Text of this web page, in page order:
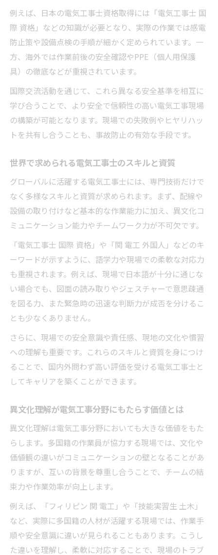
例えば、日本の電気工事士資格取得には「電気工事士 国
際 資格」などの知識が必要となり、実際の作業では感電
防止策や設備点検の手順が細かく定められています。一
方、海外では作業前後の安全確認やPPE（個人用保護
具）の徹底などが重視されています。
国際交流活動を通じて、これら異なる安全基準を相互に
学び合うことで、より安全で信頼性の高い電気工事現場
の構築が可能となります。現場での失敗例やヒヤリハッ
トを共有し合うことも、事故防止の有効な手段です。
世界で求められる電気工事士のスキルと資質
グローバルに活躍する電気工事士には、専門技術だけで
なく多様なスキルと資質が求められます。まず、配線や
設備の取り付けなど基本的な作業能力に加え、異文化コ
ミュニケーション能力やチームワーク力が不可欠です。
「電気工事士 国際 資格」や「関 電工 外国人」などのキ
ーワードが示すように、語学力や現場での柔軟な対応力
も重視されます。例えば、現場で日本語が十分に通じな
い場合でも、図面の読み取りやジェスチャーで意思疎通
を図る力、また緊急時の迅速な判断力が成否を分けるこ
とも少なくありません。
さらに、現場での安全意識や責任感、現地の文化や慣習
への理解も重要です。これらのスキルと資質を身につけ
ることで、国内外問わず高い評価を受ける電気工事士と
してキャリアを築くことができます。
異文化理解が電気工事分野にもたらす価値とは
異文化理解は電気工事分野においても大きな価値をもた
らします。多国籍の作業員が協力する現場では、文化や
価値観の違いがコミュニケーションの壁となることがあ
りますが、互いの背景を尊重し合うことで、チームの結
束力や作業効率が向上します。
例えば、「フィリピン 関 電工」や「技能実習生 土木」
など、実際に多国籍の人材が活躍する現場では、作業手
順や安全意識に違いが見られることもあります。こうし
た違いを理解し、柔軟に対応することで、現場のトラブ